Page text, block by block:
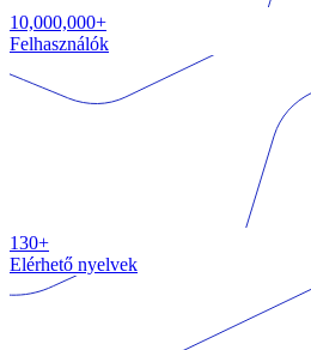
10,000,000+
Felhasználók
130+
Elérhető nyelvek